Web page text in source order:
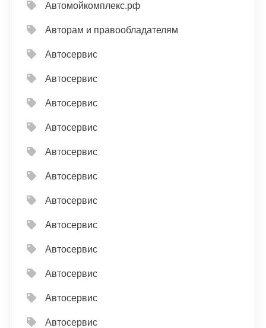
Автомойкомплекс.рф
Авторам и правообладателям
Автосервис
Автосервис
Автосервис
Автосервис
Автосервис
Автосервис
Автосервис
Автосервис
Автосервис
Автосервис
Автосервис
Автосервис